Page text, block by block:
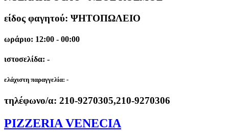
είδος φαγητού: ΨΗΤΟΠΩΛΕΙΟ
ωράριο: 12:00 - 00:00
ιστοσελίδα: -
ελάχιστη παραγγελία: -
τηλέφωνο/α: 210-9270305,210-9270306
PIZZERIA VENECIA